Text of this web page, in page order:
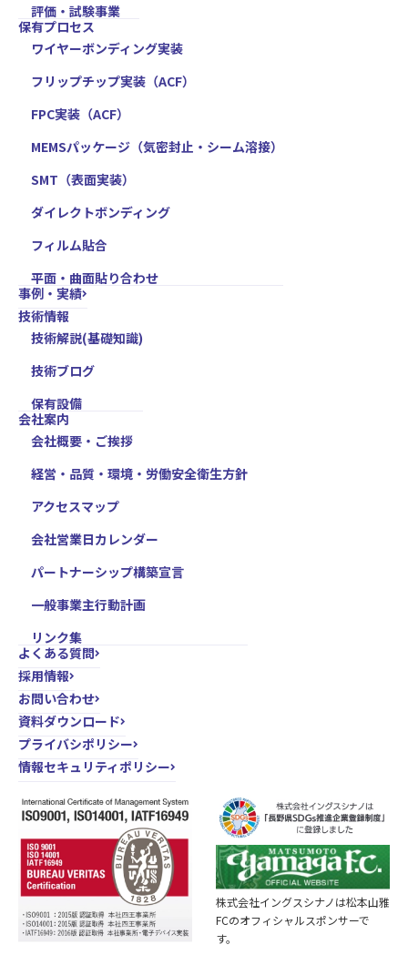
評価・試験事業
保有プロセス
ワイヤーボンディング実装
フリップチップ実装（ACF）
FPC実装（ACF）
MEMSパッケージ（気密封止・シーム溶接）
SMT（表面実装）
ダイレクトボンディング
フィルム貼合
平面・曲面貼り合わせ
事例・実績
技術情報
技術解説(基礎知識)
技術ブログ
保有設備
会社案内
会社概要・ご挨拶
経営・品質・環境・労働安全衛生方針
アクセスマップ
会社営業日カレンダー
パートナーシップ構築宣言
一般事業主行動計画
リンク集
よくある質問
採用情報
お問い合わせ
資料ダウンロード
プライバシポリシー
情報セキュリティポリシー
株式会社イングスシナノは松本山雅
FCのオフィシャルスポンサーで
す。